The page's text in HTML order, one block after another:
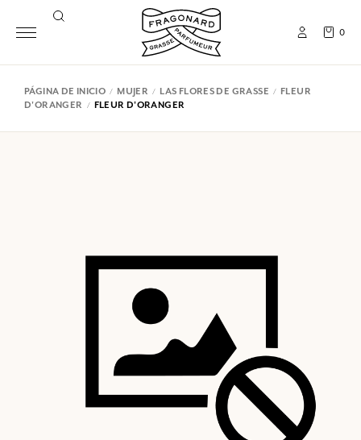
0
PÁGINA DE INICIO MUJER LAS FLORES DE GRASSE
FLEUR
D'ORANGER
FLEUR D'ORANGER